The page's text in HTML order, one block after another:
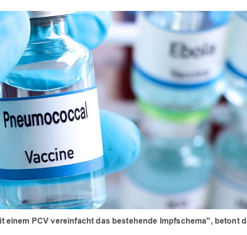
einem PCV vereinfacht das bestehende Impfschema", betont